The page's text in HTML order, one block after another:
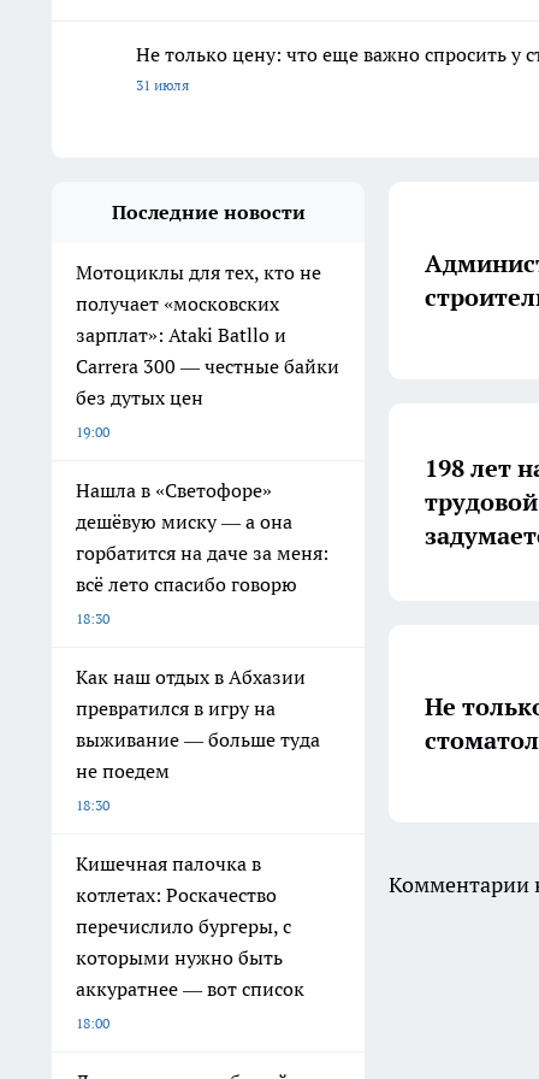
Не только цену: что еще важно спросить у
31 июля
Последние новости
Мотоциклы для тех, кто не
получает «московских
зарплат»: Ataki Batllo и
Carrera 300 — честные байки
без дутых цен
19:00
Нашла в «Светофоре»
дешёвую миску — а она
горбатится на даче за меня:
всё лето спасибо говорю
18:30
Как наш отдых в Абхазии
превратился в игру на
выживание — больше туда
не поедем
18:30
Кишечная палочка в
котлетах: Роскачество
перечислило бургеры, с
которыми нужно быть
аккуратнее — вот список
18:00
198 лет
Не
Комментарии